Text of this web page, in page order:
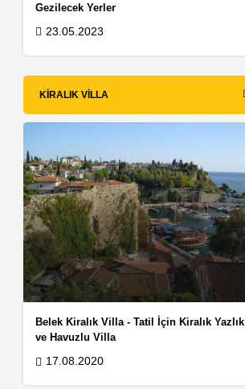
Gezilecek Yerler
23.05.2023
KIRALIK VILLA
Belek Kiralık Villa - Tatil İçin Kiralık Yazlık
ve Havuzlu Villa
17.08.2020